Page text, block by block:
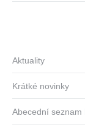
Aktuality
Krátké novinky
Abecední seznam